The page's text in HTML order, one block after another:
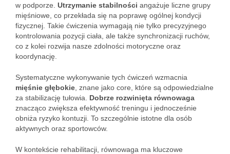
w podporze. Utrzymanie stabilności angażuje liczne grupy
mięśniowe, co przekłada się na poprawę ogólnej kondycji
fizycznej. Takie ćwiczenia wymagają nie tylko precyzyjnego
kontrolowania pozycji ciała, ale także synchronizacji ruchów,
co z kolei rozwija nasze zdolności motoryczne oraz
koordynację.
Systematyczne wykonywanie tych ćwiczeń wzmacnia
mięśnie głębokie , znane jako core, które są odpowiedzialne
za stabilizację tułowia. Dobrze rozwinięta równowaga
znacząco zwiększa efektywność treningu i jednocześnie
obniża ryzyko kontuzji. To szczególnie istotne dla osób
aktywnych oraz sportowców.
W kontekście rehabilitacji, równowaga ma kluczowe